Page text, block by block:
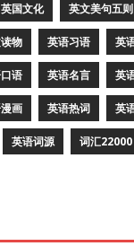
英国文化 英文美句五则
物 英语习语 英
语 英语名言 英
画 英语热词 英
英语词源 词汇22000